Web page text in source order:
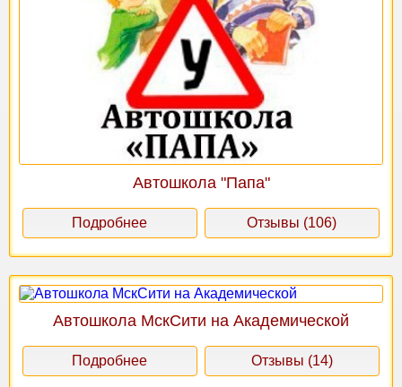
Автошкола "Папа"
Подробнее Отзывы (106)
Автошкола МскСити на Академической
Подробнее Отзывы (14)